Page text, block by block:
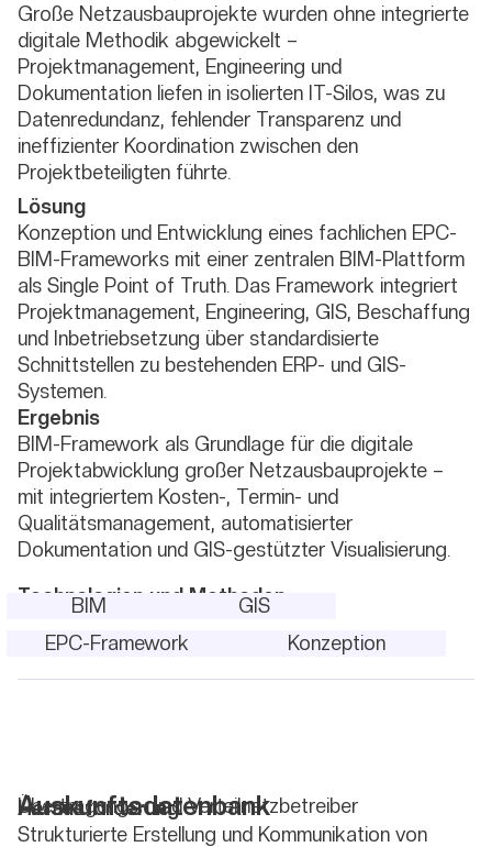
Große Netzausbauprojekte wurden ohne integrierte
digitale Methodik abgewickelt –
Projektmanagement, Engineering und
Dokumentation liefen in isolierten IT-Silos, was zu
Datenredundanz, fehlender Transparenz und
ineffizienter Koordination zwischen den
Projektbeteiligten führte.
Lösung
Konzeption und Entwicklung eines fachlichen EPC-
BIM-Frameworks mit einer zentralen BIM-Plattform
als Single Point of Truth. Das Framework integriert
Projektmanagement, Engineering, GIS, Beschaffung
und Inbetriebsetzung über standardisierte
Schnittstellen zu bestehenden ERP- und GIS-
Systemen.
Ergebnis
BIM-Framework als Grundlage für die digitale
Projektabwicklung großer Netzausbauprojekte –
mit integriertem Kosten-, Termin- und
Qualitätsmanagement, automatisierter
Dokumentation und GIS-gestützter Visualisierung.
Technologien und Methoden
BIM
GIS
EPC-Framework
Konzeption
Auskunftsdatenbank
Übertragungs- und Verteilnetzbetreiber
Herausforderung
Strukturierte Erstellung und Kommunikation von